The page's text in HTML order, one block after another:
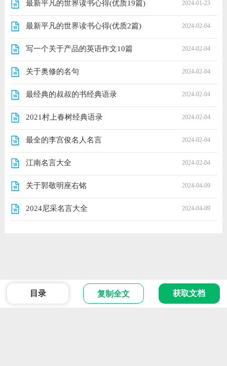
最新平凡的世界读书心得(优质19篇) 2024-01-23
最新平凡的世界读书心得(优质2篇) 2024-02-04
写一个关于产品的英语作文10篇 2024-02-04
关于奥修的名句 2024-02-04
最经典的叔叔的书经典语录 2024-02-04
2021村上春树经典语录 2024-02-04
最全的李宫俊名人名言 2024-02-04
江南名言大全 2024-02-04
关于郭敬明座右铭 2024-04-09
2024尼采名言大全 2024-04-09
目录 复制全文 获取文档